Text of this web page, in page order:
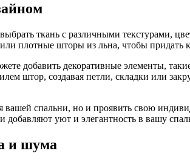
ткань с различными текстурами,
шторы из льна, чтобы придать
добавить декоративные элементы,
штор, создавая петли, складки или
спальни, но и проявить свою
добавляют уют и элегантность в вашу
и шума